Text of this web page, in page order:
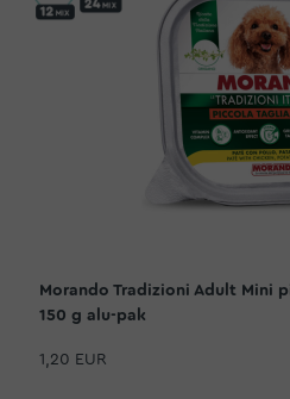
Morando Tradizioni Adult Mini
150 g alu-pak
1,20 EUR